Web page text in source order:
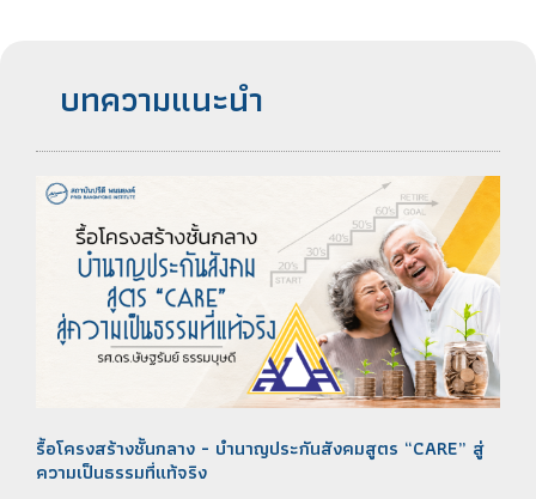
บทความแนะนำ
รื้อโครงสร้างชั้นกลาง - บำนาญประกันสังคมสูตร “CARE” สู่
ความเป็นธรรมที่แท้จริง